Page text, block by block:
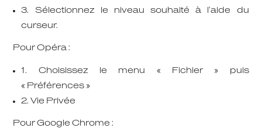
3. Sélectionnez le niveau souhaité à l’aide du
curseur.
Pour Opéra :
1. Choisissez le menu « Fichier » puis
« Préférences »
2. Vie Privée
Pour Google Chrome :